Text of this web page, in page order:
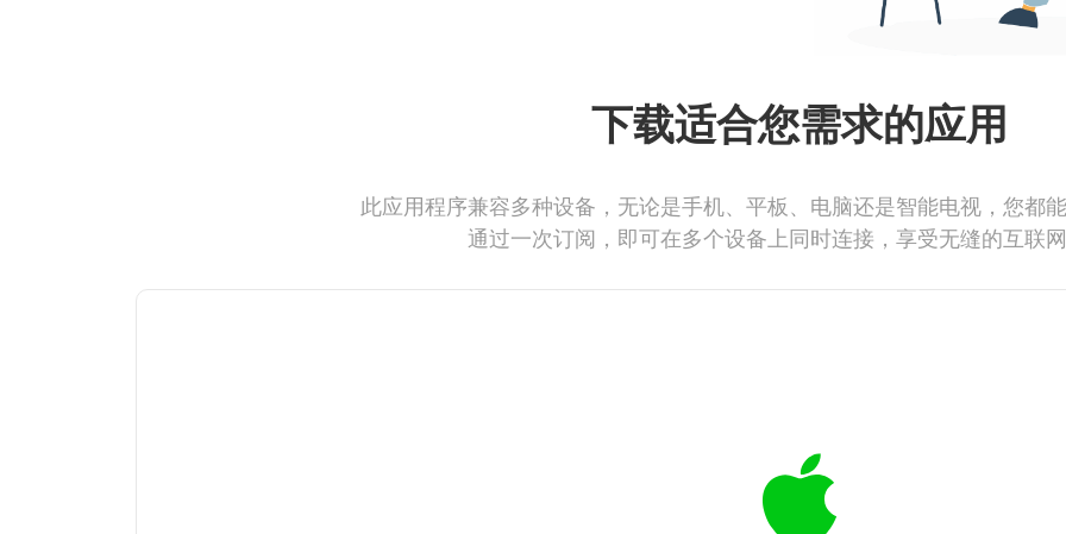
下载适合您需求的应用
此应用程序兼容多种设备，无论是手机、平板、电脑还是智能电视，您都
通过一次订阅，即可在多个设备上同时连接，享受无缝的互联